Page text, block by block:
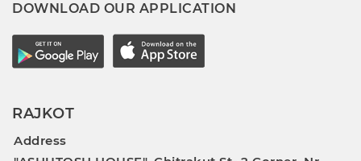
DOWNLOAD OUR APPLICATION
RAJKOT
Address